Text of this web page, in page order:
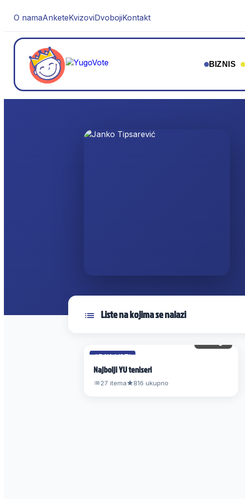
O namaAnketeKvizoviDvobojiKontakt
BIZNIS
Liste na kojima se nalazi
#7 NA LISTI
Najbolji YU teniseri
27 itema 816 ukupno